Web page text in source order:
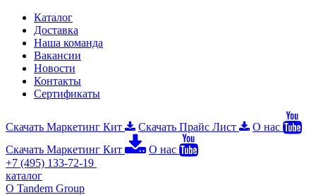
Каталог
Доставка
Наша команда
Вакансии
Новости
Контакты
Сертификаты
Скачать Маркетинг Кит Скачать Прайс Лист
О нас
Скачать Маркетинг Кит
О нас
+7 (495) 133-72-19
каталог
О Tandem Group